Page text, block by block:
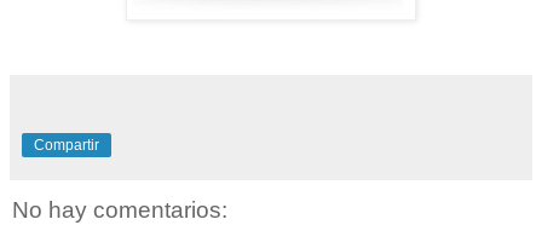
Compartir
No hay comentarios: